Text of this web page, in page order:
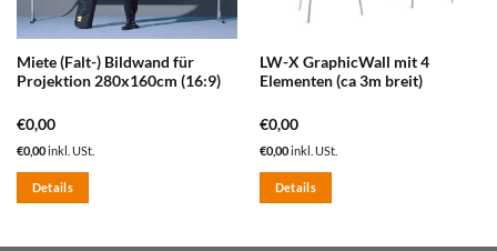
Miete (Falt-) Bildwand für
Projektion 280x160cm (16:9)
€0,00
€0,00inkl. USt.
Details
LW-X GraphicWall mit 4
Elementen (ca 3m breit)
€0,00
€0,00inkl. USt.
Details